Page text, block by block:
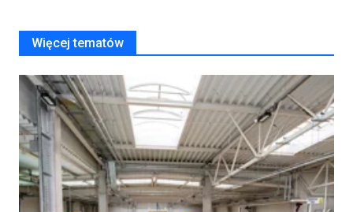
Więcej tematów